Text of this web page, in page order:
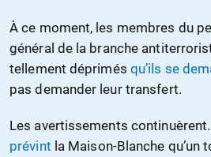
À ce moment, les membres du
général de la branche
tellement déprimés qu’ils se
pas demander leur transfert.
Les avertissements
prévint la Maison-Blanche qu’un